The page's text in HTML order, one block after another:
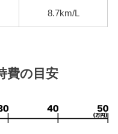
8.7km/L
費の目安